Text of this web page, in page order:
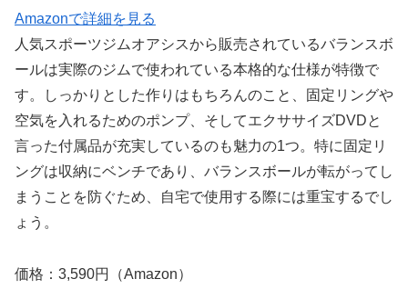
Amazonで詳細を見る
人気スポーツジムオアシスから販売されているバランスボ
ールは実際のジムで使われている本格的な仕様が特徴で
す。しっかりとした作りはもちろんのこと、固定リングや
空気を入れるためのポンプ、そしてエクササイズDVDと
言った付属品が充実しているのも魅力の1つ。特に固定リ
ングは収納にベンチであり、バランスボールが転がってし
まうことを防ぐため、自宅で使用する際には重宝するでし
ょう。
価格：3,590円（Amazon）